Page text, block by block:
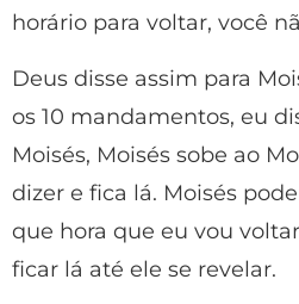
horário para voltar, você
Deus disse assim para
os 10 mandamentos, eu
Moisés, Moisés sobe ao
dizer e fica lá. Moisés
que hora que eu vou
ficar lá até ele se revelar.